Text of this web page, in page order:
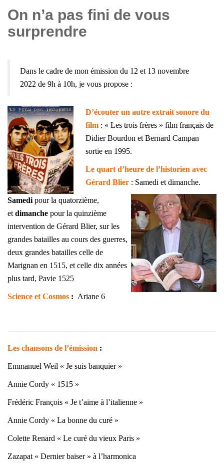
On n’a pas fini de vous
surprendre
Dans le cadre de mon émission du 12 et 13 novembre
2022 de 9h à 10h, je vous propose :
D’écouter un autre extrait sonore du
film : « Les trois frères » film français de
Didier Bourdon et Bernard Campan
sortie en 1995.
Le quart d’heure de l’historien avec
Gérard Blier : Samedi et dimanche.
Samedi pour la quatorzième,
et dimanche pour la quinzième
intervention de Gérard Blier, sur les
grandes batailles au cours des guerres,
deux grandes batailles celle de
Marignan en 1515, et celle dix années
plus tard, Pavie 1525
Science et Cosmos : Ariane 6
Les chansons de l’émission :
Emmanuel Weil « Je suis banquier »
Annie Cordy « 1515 »
Frédéric François « Je t’aime à l’italienne »
Annie Cordy « La bonne du curé »
Colette Renard « Le curé du vieux Paris »
Zazapat « Dernier baiser » à l’harmonica